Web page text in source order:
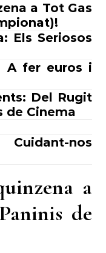
a Tot Gas
Els Seriosos
A fer euros i
Del Rugit
de Cinema
nos
a
de